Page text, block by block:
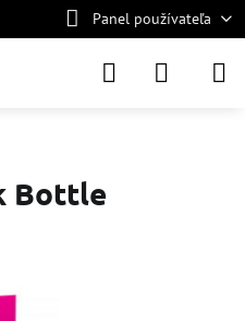
Panel používateľa
Bottle